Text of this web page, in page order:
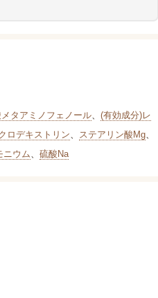
タアミノフェノール、 (有効成分)レ
ロデキストリン、 ステアリン酸Mg、
ニウム、 硫酸Na